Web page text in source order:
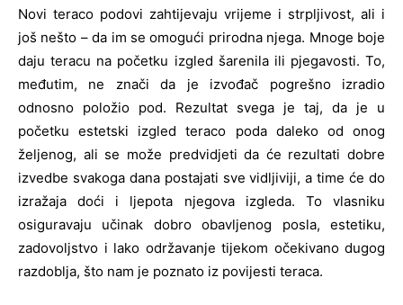
Novi teraco podovi zahtijevaju vrijeme i strpljivost, ali i
još nešto – da im se omogući prirodna njega. Mnoge boje
daju teracu na početku izgled šarenila ili pjegavosti. To,
međutim, ne znači da je izvođač pogrešno izradio
odnosno položio pod. Rezultat svega je taj, da je u
početku estetski izgled teraco poda daleko od onog
željenog, ali se može predvidjeti da će rezultati dobre
izvedbe svakoga dana postajati sve vidljiviji, a time će do
izražaja doći i ljepota njegova izgleda. To vlasniku
osiguravaju učinak dobro obavljenog posla, estetiku,
zadovoljstvo i lako održavanje tijekom očekivano dugog
razdoblja, što nam je poznato iz povijesti teraca.